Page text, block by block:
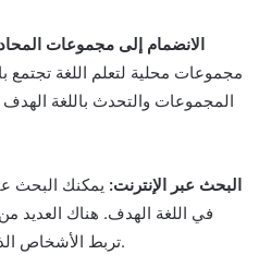
2. الانضمام إلى مجموعات
مجموعات محلية لتعلم اللغة تجتمع
المجموعات والتحدث باللغة
3. البحث عبر الإنترنت: يمكنك البحث
في اللغة الهدف. هناك العديد
تربط الأشخاص الذين يبحثون عن فرص تبادل اللغة.